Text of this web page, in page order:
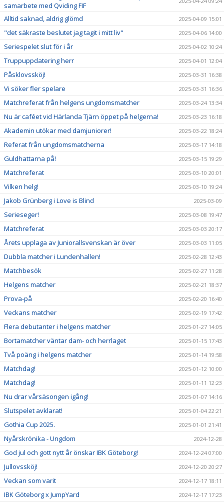
samarbete med Qviding FIF
Alltid saknad, aldrig glömd 2025-04-09 15:01
"det säkraste beslutet jag tagit i mitt liv" 2025-04-06 14:00
Seriespelet slut för i år 2025-04-02 10:24
Truppuppdatering herr 2025-04-01 12:04
Påsklovssköj! 2025-03-31 16:38
Vi söker fler spelare 2025-03-31 16:36
Matchreferat från helgens ungdomsmatcher 2025-03-24 13:34
Nu är caféet vid Härlanda Tjärn öppet på helgerna! 2025-03-23 16:18
Akademin utökar med damjuniorer! 2025-03-22 18:24
Referat från ungdomsmatcherna 2025-03-17 14:18
Guldhattarna på! 2025-03-15 19:29
Matchreferat 2025-03-10 20:01
Vilken helg! 2025-03-10 19:24
Jakob Grünberg i Love is Blind 2025-03-09
Serieseger! 2025-03-08 19:47
Matchreferat 2025-03-03 20:17
Årets upplaga av Juniorallsvenskan är över 2025-03-03 11:05
Dubbla matcher i Lundenhallen! 2025-02-28 12:43
Matchbesök 2025-02-27 11:28
Helgens matcher 2025-02-21 18:37
Prova-på 2025-02-20 16:40
Veckans matcher 2025-02-19 17:42
Flera debutanter i helgens matcher 2025-01-27 14:05
Bortamatcher väntar dam- och herrlaget 2025-01-15 17:43
Två poäng i helgens matcher 2025-01-14 19:58
Matchdag! 2025-01-12 10:00
Matchdag! 2025-01-11 12:23
Nu drar vårsäsongen igång! 2025-01-07 14:16
Slutspelet avklarat! 2025-01-04 22:21
Gothia Cup 2025. 2025-01-01 21:41
Nyårskrönika - Ungdom 2024-12-28
God jul och gott nytt år önskar IBK Göteborg! 2024-12-24 07:00
Jullovssköj! 2024-12-20 20:27
Veckan som varit 2024-12-17 18:11
IBK Göteborg x JumpYard 2024-12-17 17:23